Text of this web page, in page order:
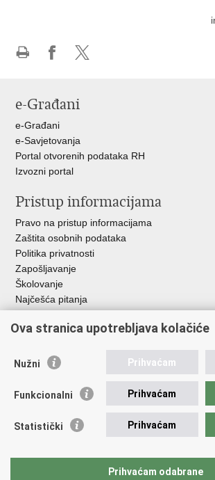
Facebooku
X-
e-Građani
e-Građani
e-Savjetovanja
Portal otvorenih podataka RH
Izvozni portal
Pristup informacijama
Pravo na pristup informacijama
Zaštita osobnih podataka
Politika privatnosti
Zapošljavanje
Školovanje
Najčešća pitanja
Važne poveznice
EMN Nacionalna kontaktna točka za
Policijska akademija
Zaklada policijske solidarnosti
Udruge
Ova stranica upotrebljava kolačiće
Nužni Prihvaćam
Funkcionalni Prihvaćam
Statistički Prihvaćam
Prihvaćam odabrane